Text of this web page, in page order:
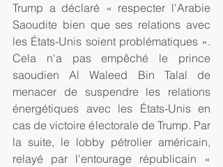
Trump a déclaré « respecter l'Arabie
Saoudite bien que ses relations avec
les États-Unis soient problématiques ».
Cela n'a pas empêché le prince
saoudien Al Waleed Bin Talal de
menacer de suspendre les relations
énergétiques avec les États-Unis en
cas de victoire électorale de Trump. Par
la suite, le lobby pétrolier américain,
relayé par l'entourage républicain «